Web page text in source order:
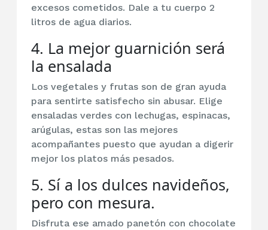
excesos cometidos. Dale a tu cuerpo 2
litros de agua diarios.
4. La mejor guarnición será
la ensalada
Los vegetales y frutas son de gran ayuda
para sentirte satisfecho sin abusar. Elige
ensaladas verdes con lechugas, espinacas,
arúgulas, estas son las mejores
acompañantes puesto que ayudan a digerir
mejor los platos más pesados.
5. Sí a los dulces navideños,
pero con mesura.
Disfruta ese amado panetón con chocolate